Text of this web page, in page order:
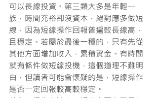
可以長線投資。第三類大多是年輕一
族，時間充裕卻沒資本，絕對應多做短
線，因為短線操作回報普遍較長線高，
且穩定。若屬於最後一種的，只有先從
其他方面增加收入，累積資金。有時間
就有條件做短線投機，這個道理不難明
白，但讀者可能會懷疑的是，短線操作
是否一定回報較高較穩定。